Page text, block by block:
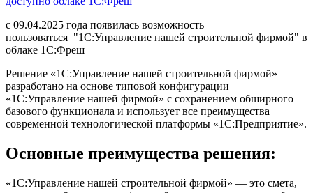
с 09.04.2025 года появилась возможность
пользоваться "1С:Управление нашей строительной фирмой" в
облаке 1С:Фреш
Решение «1С:Управление нашей строительной фирмой»
разработано на основе типовой конфигурации
«1С:Управление нашей фирмой» с сохранением обширного
базового функционала и использует все преимущества
современной технологической платформы «1С:Предприятие».
Основные преимущества решения:
«1С:Управление нашей строительной фирмой» — это смета,